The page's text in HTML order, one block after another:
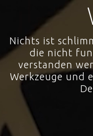
Nichts ist
die nicht
verstanden
Werkzeuge und